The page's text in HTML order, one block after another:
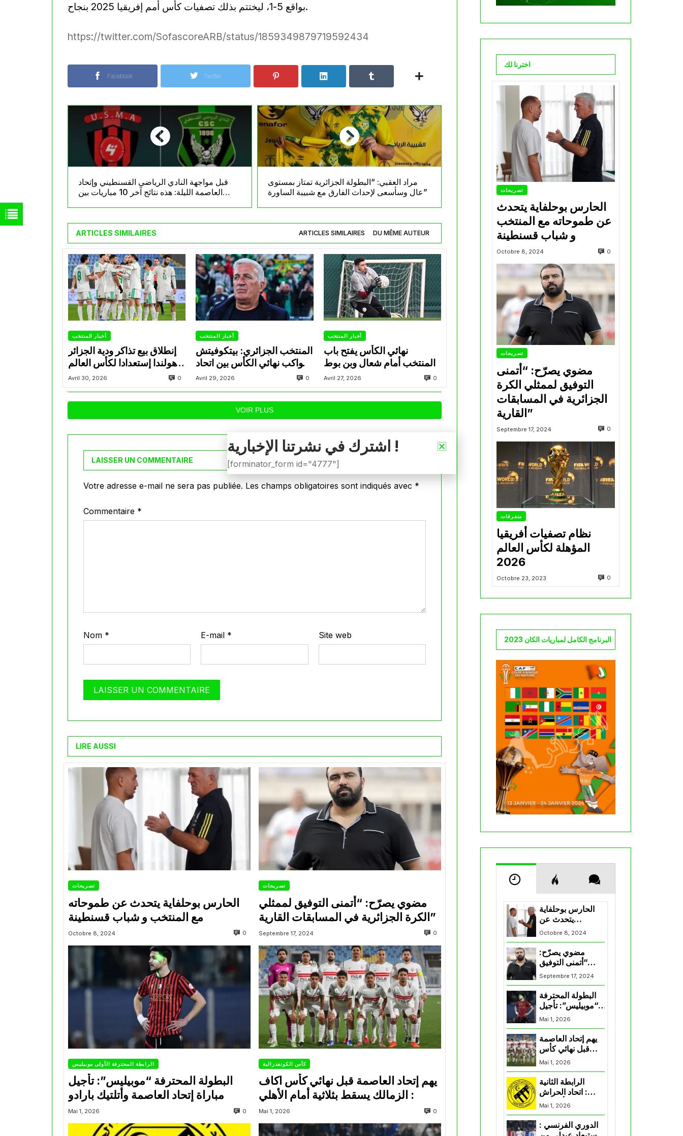
بواقع 5-1، ليختتم بذلك تصفيات كأس أمم إفريقيا 2025 بنجاح.
https://twitter.com/SofascoreARB/status/1859349879719592434
Facebook Twitter
قبل مواجهة النادي الرياضي القسنطيني وإتحاد
العاصمة الليلة: هذه نتائج آخر 10 مباريات بين
مراد العقبي: “البطولة الجزائرية تمتاز بمستوى
عالٍ وسأسعى لإحداث الفارق مع شبيبة الساورة”
ARTICLES SIMILAIRES ARTICLES SIMILAIRES DU MÊME AUTEUR
أخبار المنتخب
إنطلاق بيع تذاكر ودية الجزائر
وهولندا إستعدادا لكأس العالم
2026
Avril 30, 2026 0
أخبار المنتخب
المنتخب الجزائري: بيتكوفيتش
يواكب نهائي الكأس بين اتحاد
العاصمة وشباب بلوزداد ويضع
عدة لاعبين تحت المجهر
Avril 29, 2026 0
أخبار المنتخب
نهائي الكأس يفتح باب
المنتخب أمام شعال وبن بوط
Avril 27, 2026 0
VOIR PLUS
LAISSER UN COMMENTAIRE
Votre adresse e-mail ne sera pas publiée. Les champs obligatoires sont indiqués avec *
Commentaire *
Nom * E-mail * Site web
LIRE AUSSI
تصريحات
الحارس بوحلفاية يتحدث عن طموحاته
مع المنتخب و شباب قسنطينة
Octobre 8, 2024 0
تصريحات
مضوي يصرّح: “أتمنى التوفيق لممثلي
الكرة الجزائرية في المسابقات القارية”
Septembre 17, 2024 0
الرابطة المحترفة الأولى موبيليس
البطولة المحترفة “موبيليس”: تأجيل
مباراة إتحاد العاصمة وأتلتيك بارادو
Mai 1, 2026 0
كأس الكونفدرالية
يهم إتحاد العاصمة قبل نهائي كأس اكاف
Mai 1, 2026 0
اخترنا لك
تصريحات
الحارس بوحلفاية يتحدث
عن طموحاته مع المنتخب
و شباب قسنطينة
Octobre 8, 2024 0
تصريحات
مضوي يصرّح: “أتمنى
التوفيق لممثلي الكرة
الجزائرية في المسابقات
القارية”
Septembre 17, 2024 0
متفرقات
نظام تصفيات أفريقيا
المؤهلة لكأس العالم
2026
Octobre 23, 2023 0
البرنامج الكامل لمباريات الكان 2023
الحارس بوحلفاية
يتحدث عن
طموحاته مع
المنتخب و شباب
قسنطينة
Octobre 8, 2024
مضوي يصرّح:
“أتمنى التوفيق
لممثلي الكرة
الجزائرية في
Septembre 17, 2024
البطولة المحترفة
“موبيليس”: تأجيل
مباراة إتحاد
العاصمة وأتلتيك
بارادو
Mai 1, 2026
يهم إتحاد العاصمة
قبل نهائي كأس
اكاف : الزمالك
يسقط بثلاثية أمام
Mai 1, 2026
الرابطة الثانية
: اتحاد الحراش
يحسم التأهل إلى
“البلاي أوف”
Mai 1, 2026
الدوري الفرنسي :
اشترك في نشرتنا الإخبارية !
[forminator_form id="4777"]